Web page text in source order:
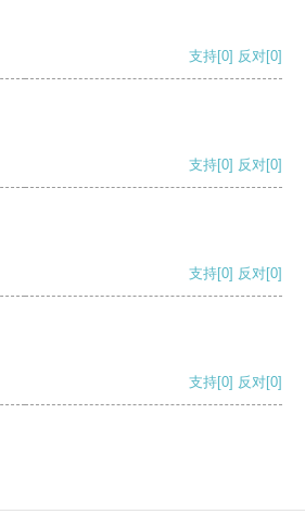
支持[0] 反对[0]
支持[0] 反对[0]
支持[0] 反对[0]
支持[0] 反对[0]